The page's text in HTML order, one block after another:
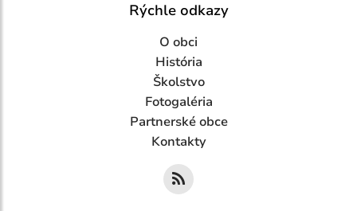
Rýchle odkazy
O obci
História
Školstvo
Fotogaléria
Partnerské obce
Kontakty